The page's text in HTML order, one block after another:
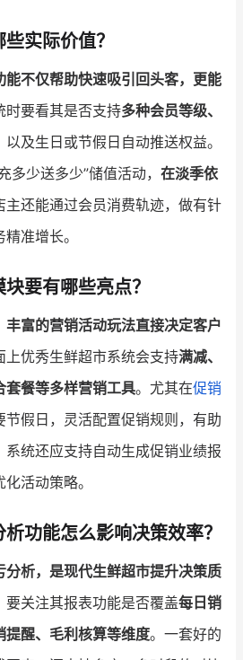
实际价值？
能不仅帮助快速吸引回头客，更能
时要看其是否支持多种会员等级、
以及生日或节假日自动推送权益。
多少送多少”储值活动， 在淡季依
主还能通过会员消费轨迹，做有针
准增长。
要有哪些亮点？
丰富的营销活动玩法直接决定客户
上优秀生鲜超市系统会支持满减、
套餐等多样营销工具。尤其在促销
假日，灵活配置促销规则，有助
统还应支持自动生成促销业绩报
活动策略。
功能怎么影响决策效率？
分析，是现代生鲜超市提升决策质
要关注其报表功能是否覆盖每日销
提醒、毛利核算等维度。一套好的